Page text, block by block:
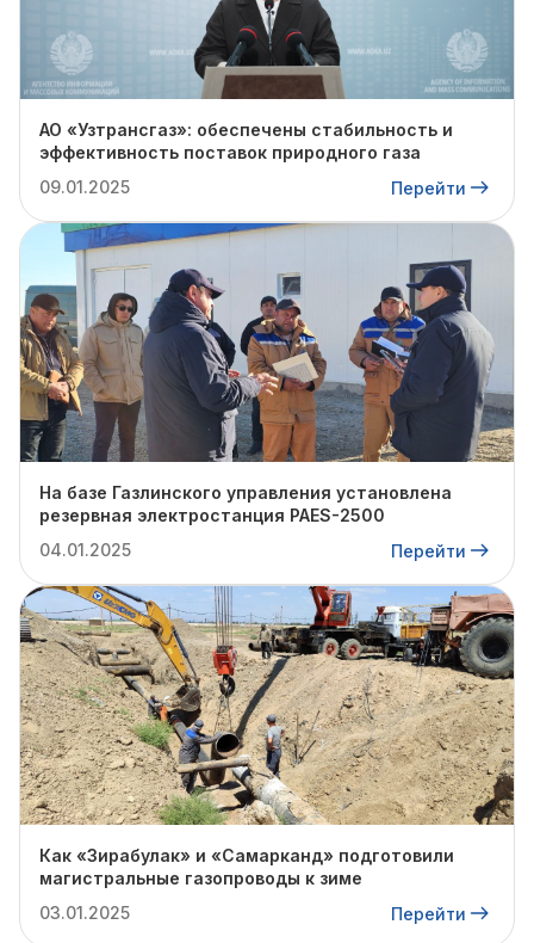
АО «Узтрансгаз»: обеспечены стабильность и
эффективность поставок природного газа
09.01.2025
Перейти
На базе Газлинского управления установлена
резервная электростанция PAES-2500
04.01.2025
Перейти
Как «Зирабулак» и «Самарканд» подготовили
магистральные газопроводы к зиме
03.01.2025
Перейти